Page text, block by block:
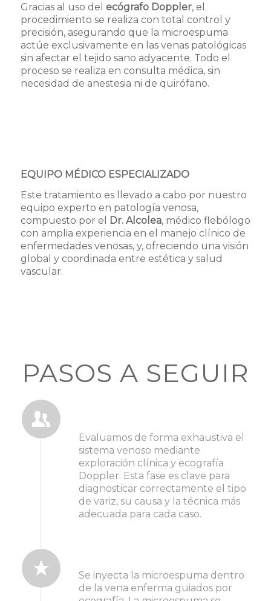
Gracias al uso del ecógrafo Doppler, el
procedimiento se realiza con total control y
precisión, asegurando que la microespuma
actúe exclusivamente en las venas patológicas
sin afectar el tejido sano adyacente. Todo el
proceso se realiza en consulta médica, sin
necesidad de anestesia ni de quirófano.
EQUIPO MÉDICO ESPECIALIZADO
Este tratamiento es llevado a cabo por nuestro
equipo experto en patología venosa,
compuesto por el
Dr. Alcolea, médico flebólogo
con amplia experiencia en el manejo clínico de
enfermedades venosas, y, ofreciendo una visión
global y coordinada entre estética y salud
vascular.
PASOS A SEGUIR
Evaluamos de forma exhaustiva el
sistema venoso mediante
exploración clínica y ecografía
Doppler. Esta fase es clave para
diagnosticar correctamente el tipo
de variz, su causa y la técnica más
adecuada para cada caso.
Se inyecta la microespuma dentro
de la vena enferma guiados por